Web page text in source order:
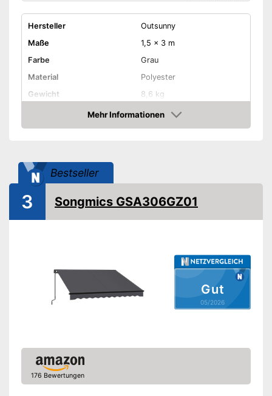
Hersteller
Outsunny
Maße
1,5 x 3 m
Farbe
Grau
Material
Polyester
Gewicht
8,6 kg
280 cm
Wasserabweisend
Kurbelmechanismus
Wasser wird abgewiesen
siehe Anbieter
Mehr Informationen
Amazon
Bestseller
Gut
05/2026
3 Songmics GSA306GZ01
176 Bewertungen